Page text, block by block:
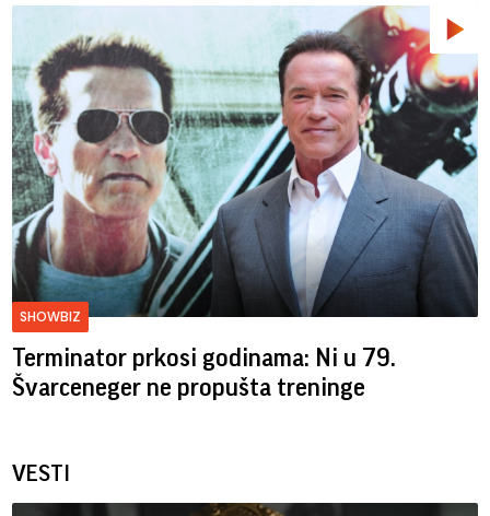
SHOWBIZ
Terminator prkosi godinama: Ni u 79.
Švarceneger ne propušta treninge
VESTI